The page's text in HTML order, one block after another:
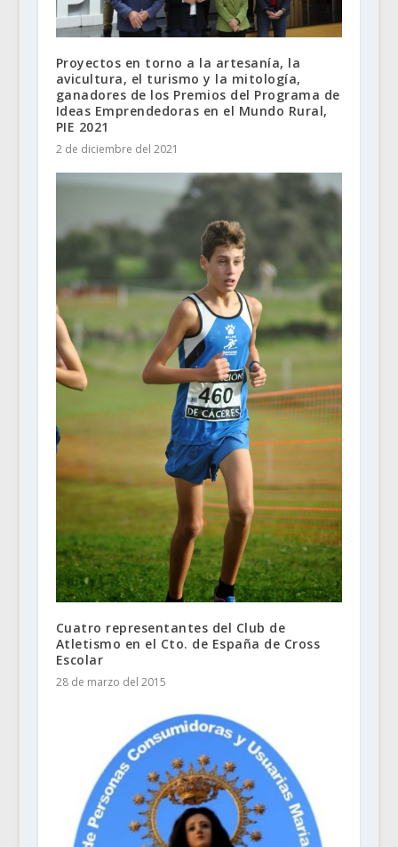
Proyectos en torno a la artesanía, la
avicultura, el turismo y la mitología,
ganadores de los Premios del Programa de
Ideas Emprendedoras en el Mundo Rural,
PIE 2021
2 de diciembre del 2021
Cuatro representantes del Club de
Atletismo en el Cto. de España de Cross
Escolar
28 de marzo del 2015